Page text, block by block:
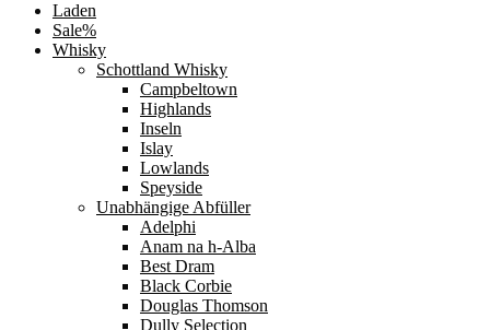
Laden
Sale%
Whisky
Schottland Whisky
Campbeltown
Highlands
Inseln
Islay
Lowlands
Speyside
Unabhängige Abfüller
Adelphi
Anam na h-Alba
Best Dram
Black Corbie
Douglas Thomson
Dully Selection